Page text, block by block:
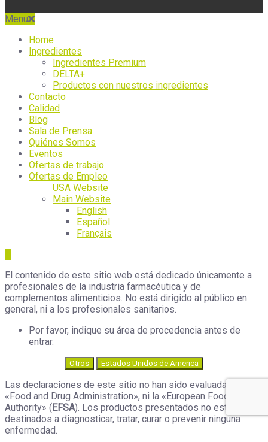
Menu
Home
Ingredientes
Ingredientes Premium
DELTA+
Productos con nuestros ingredientes
Contacto
Calidad
Blog
Sala de Prensa
Quiénes Somos
Eventos
Ofertas de trabajo
Ofertas de Empleo
USA Website
Main Website
English
Español
Français
El contenido de este sitio web está dedicado únicamente a
profesionales de la industria farmacéutica y de
complementos alimenticios. No está dirigido al público en
general, ni a los profesionales sanitarios.
Por favor, indique su área de procedencia antes de
entrar.
Otros Estados Unidos de America
Las declaraciones de este sitio no han sido evaluadas por la
«Food and Drug Administration», ni la «European Food Safety
Authority» ( EFSA). Los productos presentados no están
destinados a diagnosticar, tratar, curar o prevenir ninguna
enfermedad.